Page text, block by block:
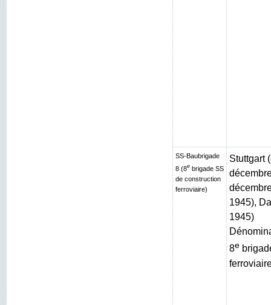
SS-Baubrigade
8 (8e brigade SS
de construction
ferroviaire)
Stuttgart
1945),
1945)
8e